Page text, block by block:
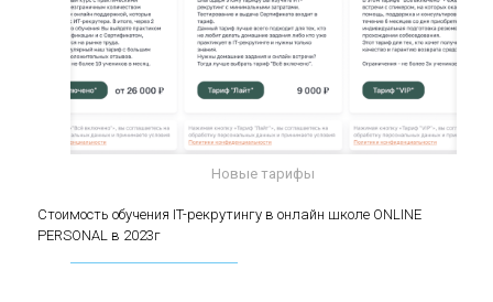
Стоимость обучения IT-рекрутингу в онлайн
Новые тарифы
Стоимость обучения IT-рекрутингу в онлайн школе ONLINE
PERSONAL в 2023г